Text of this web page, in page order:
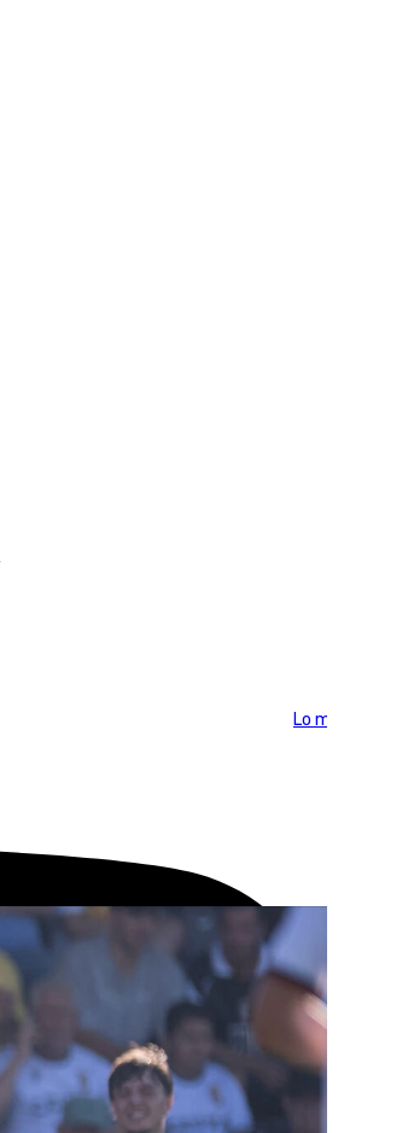
Lo más visto >